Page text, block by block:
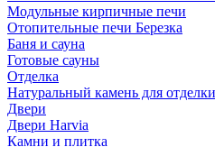
Модульные кирпичные печи
Отопительные печи Березка
Баня и сауна
Готовые сауны
Отделка
Натуральный камень для
Двери
Двери Harvia
Камни и плитка